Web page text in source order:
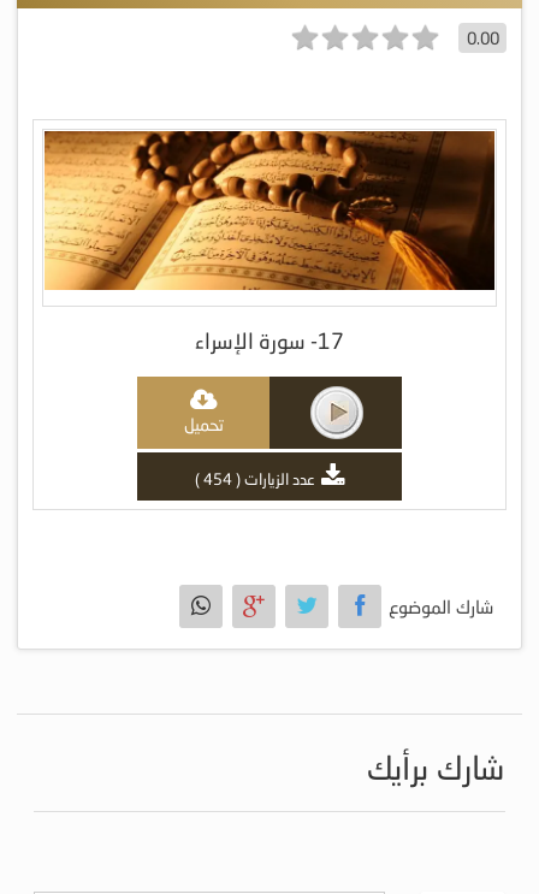
0.00
17- سورة الإسراء
تحميل
عدد الزيارات ( 454 )
شارك الموضوع
شارك برأيك